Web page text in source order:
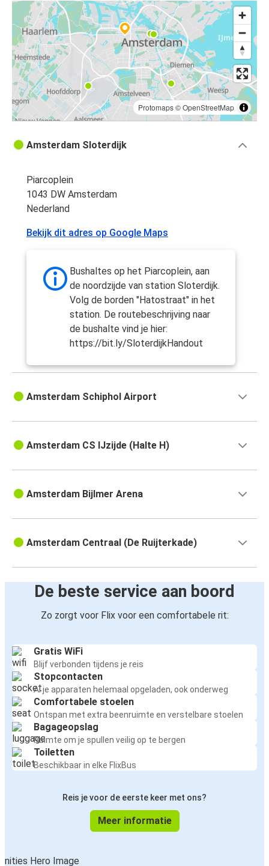
Protomaps©OpenStreetMap
Amsterdam Sloterdijk
Piarcoplein
1043 DW Amsterdam
Nederland
Bekijk dit adres op Google Maps
Bushaltes op het Piarcoplein, aan
de noordzijde van station Sloterdijk.
Volg de borden "Hatostraat" in het
station. De routebeschrijving naar
de bushalte vind je hier:
https://bit.ly/SloterdijkHandout
Amsterdam Schiphol Airport
Amsterdam CS IJzijde (Halte H)
Amsterdam Bijlmer Arena
Amsterdam Centraal (De Ruijterkade)
De beste service aan boord
Zo zorgt voor Flix voor een comfortabele rit:
Gratis WiFi
Blijf verbonden tijdens je reis
Stopcontacten
Al je apparaten helemaal opgeladen, ook onderweg
Comfortabele stoelen
Ontspan met extra beenruimte en verstelbare stoelen
Bagageopslag
Ruimte om je spullen veilig op te bergen
Toiletten
Beschikbaar in elke FlixBus
Reis je voor de eerste keer met ons?
Meer informatie